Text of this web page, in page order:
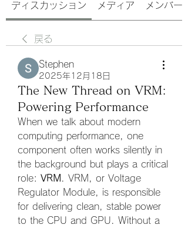
ディスカッション メディア メンバー
戻る
Stephen
2025年12月18日
The New Thread on VRM:
Powering Performance
When we talk about modern
computing performance, one
component often works silently in
the background but plays a critical
role: VRM
. VRM, or Voltage
Regulator Module, is responsible
for delivering clean, stable power
to the CPU and GPU. Without a